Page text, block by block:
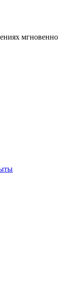
мгновенно